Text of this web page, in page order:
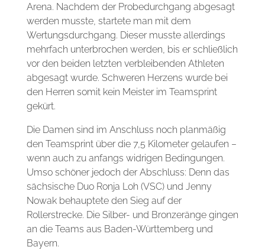
Arena. Nachdem der Probedurchgang abgesagt
werden musste, startete man mit dem
Wertungsdurchgang. Dieser musste allerdings
mehrfach unterbrochen werden, bis er schließlich
vor den beiden letzten verbleibenden Athleten
abgesagt wurde. Schweren Herzens wurde bei
den Herren somit kein Meister im Teamsprint
gekürt.
Die Damen sind im Anschluss noch planmäßig
den Teamsprint über die 7,5 Kilometer gelaufen –
wenn auch zu anfangs widrigen Bedingungen.
Umso schöner jedoch der Abschluss: Denn das
sächsische Duo Ronja Loh (VSC) und Jenny
Nowak behauptete den Sieg auf der
Rollerstrecke. Die Silber- und Bronzeränge gingen
an die Teams aus Baden-Württemberg und
Bayern.